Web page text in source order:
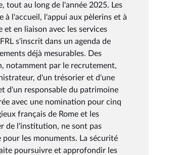
tout au long de l'année 2025. Les
à l'accueil, l'appui aux pèlerins et à
et en liaison avec les services
s'inscrit dans un agenda de
déjà mesurables. Des
notamment par le recrutement,
d'un trésorier et d'une
d'un responsable du patrimoine
avec une nomination pour cinq
français de Rome et les
de l'institution, ne sont pas
les monuments. La sécurité
poursuivre et approfondir les